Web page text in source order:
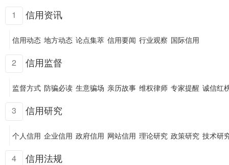
1 信用资讯
信用动态 地方动态 论点集萃 信用要闻 行业观察 国际信用
2 信用监督
监督方式 防骗必读 生意骗场 亲历故事 维权律师 专家提醒 诚信红
3 信用研究
个人信用 企业信用 政府信用 网站信用 理论研究 政策研究 技术研
4 信用法规